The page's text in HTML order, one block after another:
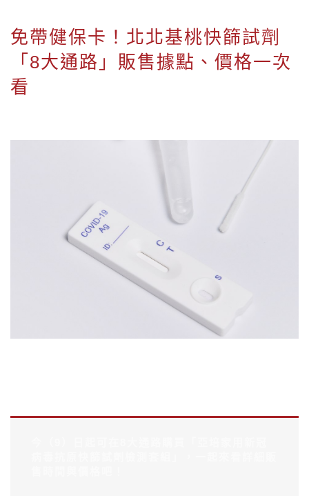
免帶健保卡！北北基桃快篩試劑
「8大通路」販售據點、價格一次
看